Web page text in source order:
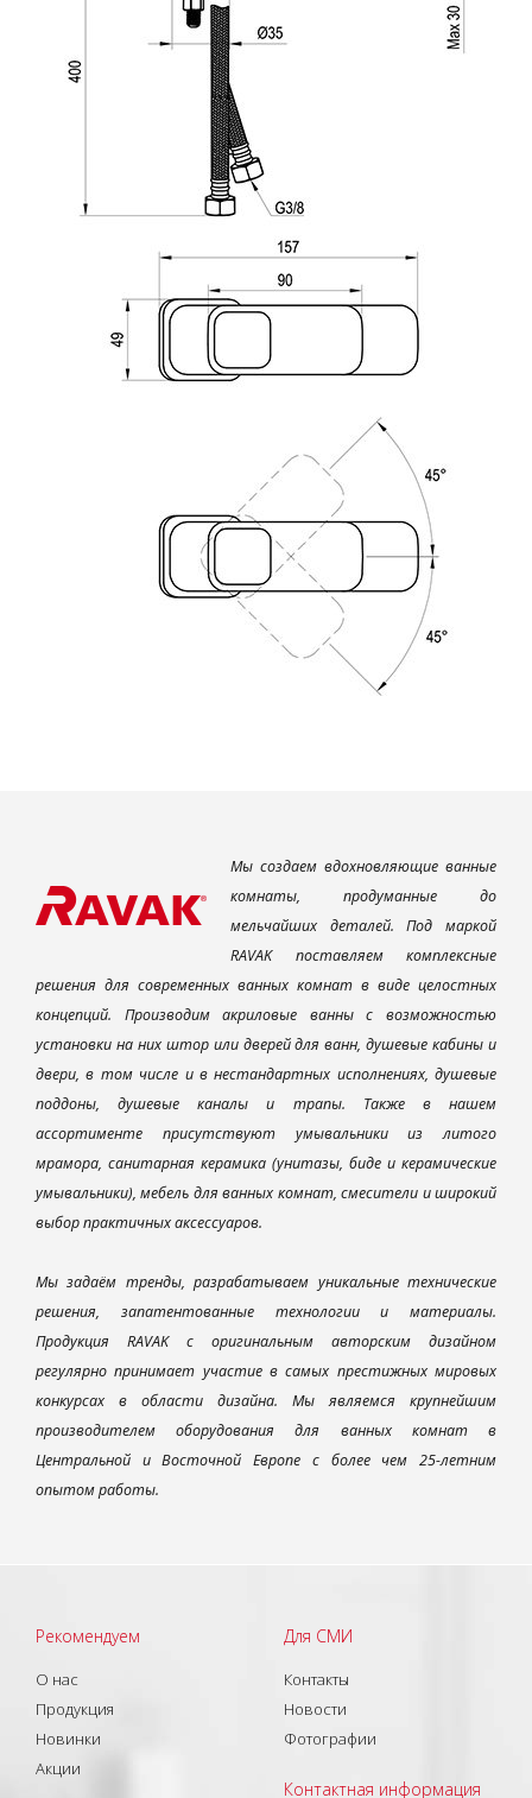
Мы создаем вдохновляющие ванные
комнаты, продуманные до
мельчайших деталей. Под маркой
RAVAK поставляем комплексные
решения для современных ванных комнат в виде целостных
концепций. Производим акриловые ванны с возможностью
установки на них штор или дверей для ванн, душевые кабины и
двери, в том числе и в нестандартных исполнениях, душевые
поддоны, душевые каналы и трапы. Также в нашем
ассортименте присутствуют умывальники из литого
мрамора, санитарная керамика (унитазы, биде и керамические
умывальники), мебель для ванных комнат, смесители и широкий
выбор практичных аксессуаров.
Мы задаём тренды, разрабатываем уникальные технические
решения, запатентованные технологии и материалы.
Продукция RAVAK с оригинальным авторским дизайном
регулярно принимает участие в самых престижных мировых
конкурсах в области дизайна. Мы являемся крупнейшим
производителем оборудования для ванных комнат в
Центральной и Восточной Европе с более чем 25-летним
опытом работы.
Рекомендуем
О нас
Продукция
Новинки
Акции
Для СМИ
Контакты
Новости
Фотографии
Контактная информация